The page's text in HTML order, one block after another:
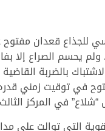
للجذاع قعدان
يحسم الصراع إلا
بالضربة